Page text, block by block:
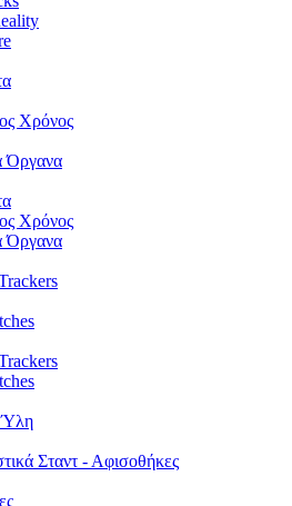
Χρόνος
Όργανα
Χρόνος
Όργανα
Ύλη
Σταντ - Αφισοθήκες